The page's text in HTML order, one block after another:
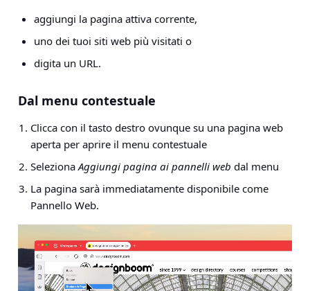
aggiungi la pagina attiva corrente,
uno dei tuoi siti web più visitati o
digita un URL.
Dal menu contestuale
Clicca con il tasto destro ovunque su una pagina web
aperta per aprire il menu contestuale
Seleziona Aggiungi pagina ai pannelli web dal menu
La pagina sarà immediatamente disponibile come
Pannello Web.